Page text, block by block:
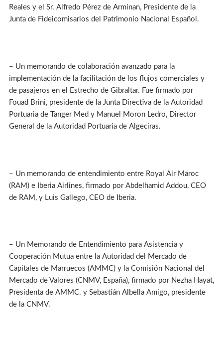
Reales y el Sr. Alfredo Pérez de Arminan, Presidente de la
Junta de Fideicomisarios del Patrimonio Nacional Español.
– Un memorando de colaboración avanzado para la
implementación de la facilitación de los flujos comerciales y
de pasajeros en el Estrecho de Gibraltar. Fue firmado por
Fouad Brini, presidente de la Junta Directiva de la Autoridad
Portuaria de Tanger Med y Manuel Moron Ledro, Director
General de la Autoridad Portuaria de Algeciras.
– Un memorando de entendimiento entre Royal Air Maroc
(RAM) e Iberia Airlines, firmado por Abdelhamid Addou, CEO
de RAM, y Luis Gallego, CEO de Iberia.
– Un Memorando de Entendimiento para Asistencia y
Cooperación Mutua entre la Autoridad del Mercado de
Capitales de Marruecos (AMMC) y la Comisión Nacional del
Mercado de Valores (CNMV, España), firmado por Nezha Hayat,
Presidenta de AMMC. y Sebastián Albella Amigo, presidente
de la CNMV.